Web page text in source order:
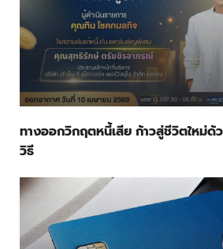
ทางออกวิกฤตหนี้เสีย ก้าวสู่ชีวิตใหม่ด้
วิธี